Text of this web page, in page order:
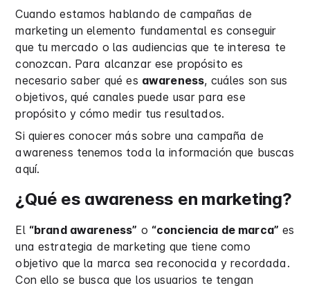
Cuando estamos hablando de campañas de
marketing un elemento fundamental es conseguir
que tu mercado o las audiencias que te interesa te
conozcan. Para alcanzar ese propósito es
necesario saber qué es awareness, cuáles son sus
objetivos, qué canales puede usar para ese
propósito y cómo medir tus resultados.
Si quieres conocer más sobre una campaña de
awareness tenemos toda la información que buscas
aquí.
¿Qué es awareness en marketing?
El “brand awareness” o “conciencia de marca” es
una estrategia de marketing que tiene como
objetivo que la marca sea reconocida y recordada.
Con ello se busca que los usuarios te tengan